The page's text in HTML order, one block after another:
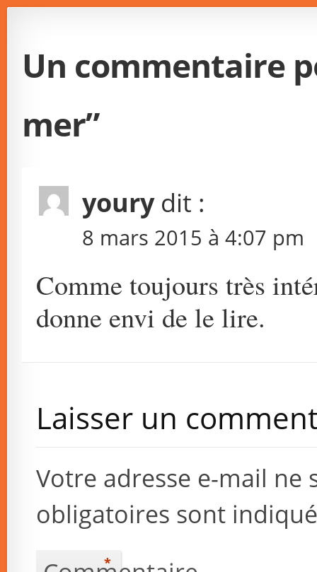
Un commentaire
mer”
youry dit :
8 mars 2015 à 4:07 pm
Comme toujours très
donne envi de le lire.
Laisser un
Votre adresse e-mail ne
obligatoires sont
*